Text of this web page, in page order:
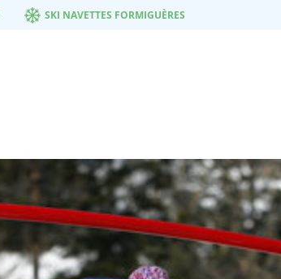
SKI NAVETTES FORMIGUÈRES